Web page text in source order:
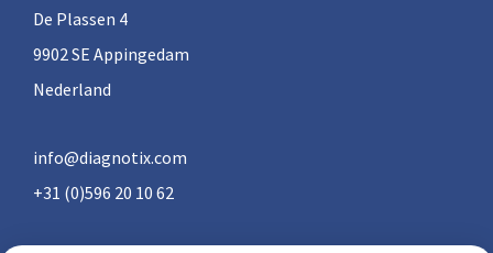
De Plassen 4
9902 SE Appingedam
Nederland
info@diagnotix.com
+31 (0)596 20 10 62